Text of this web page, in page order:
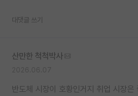
대댓글 쓰기
산만한 척척박사
반도체 시장이 호황인거지 취업 시장